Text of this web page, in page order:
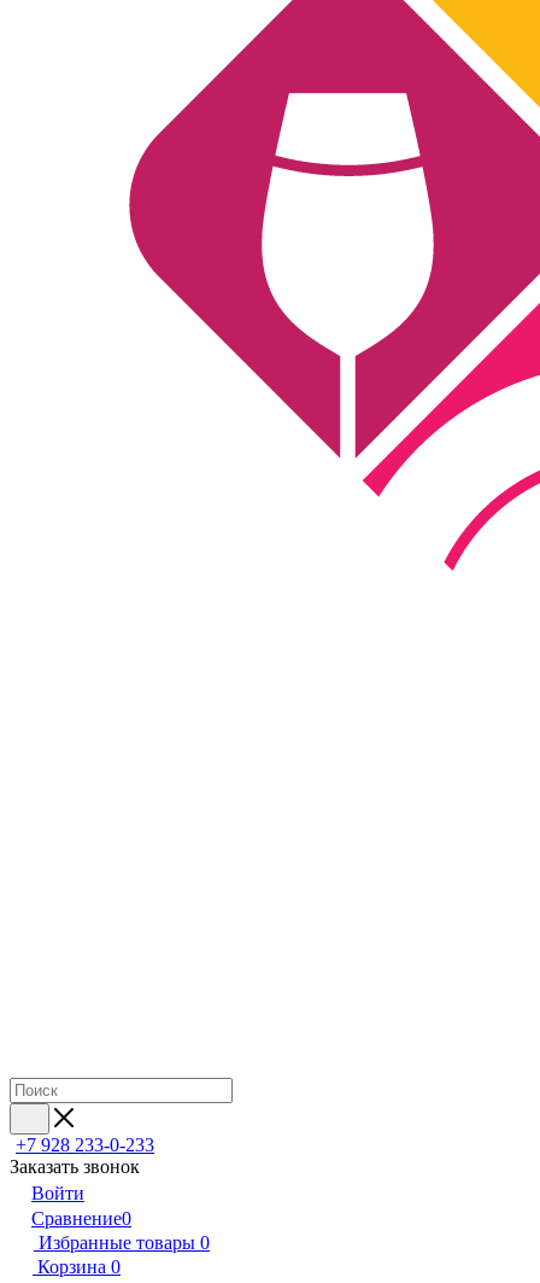
+7 928 233-0-233
Заказать звонок
Войти
Сравнение0
Избранные товары 0
Корзина 0